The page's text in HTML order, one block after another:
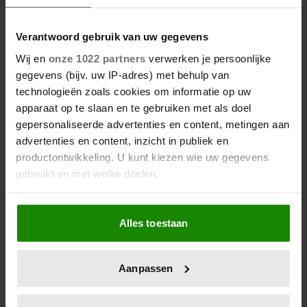
Verantwoord gebruik van uw gegevens
Wij en onze 1022 partners verwerken je persoonlijke
gegevens (bijv. uw IP-adres) met behulp van
technologieën zoals cookies om informatie op uw
apparaat op te slaan en te gebruiken met als doel
gepersonaliseerde advertenties en content, metingen aan
advertenties en content, inzicht in publiek en
productontwikkeling. U kunt kiezen wie uw gegevens
gebruikt en met welke doelen.
Als u het toestaat, willen we ook graag:
Informatie verzamelen over uw geografische
locatie, die tot een paar meter nauwkeurig kan zijn
scannen op specifieke eigenschappen (fingerprinting)
Alles toestaan
Aanpassen
08/08/2026
DÍT IS WAAROM TRAPLOPEN ZO
ZWAAR VOELT (SPOILER: HET LIGT NIET
AAN JE CONDITIE)
Meer van Redactie